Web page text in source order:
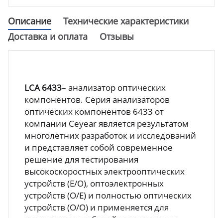
работе с
неиспользуемого
Описание
Технические характеристики
Доставка и оплата
Отзывы
LCA 6433– анализатор оптических
компонентов. Серия анализаторов
оптических компонентов 6433 от
компании Ceyear является результатом
многолетних разработок и исследований
и представляет собой современное
решение для тестирования
высокоскоростных электрооптических
устройств (E/O), оптоэлектронных
устройств (O/E) и полностью оптических
устройств (O/O) и применяется для